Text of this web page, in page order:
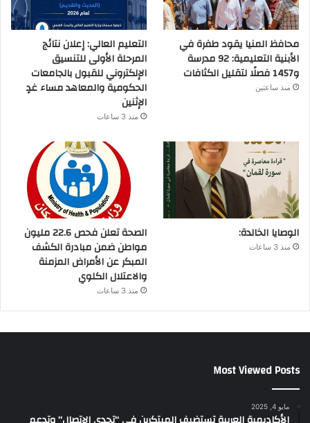
محافظ المنيا يقود طفرة في
الأبنية التعليمية: 92 مدرسة
و1457 فصلًا لتقليل الكثافات
منذ ساعتين
التعليم العالي: إعلان نتائج
المرحلة الأولى للتنسيق
الإلكتروني للقبول بالجامعات
الحكومية والمعاهد مساء غدٍ
الإثنين
منذ 3 ساعات
الوصايا الخالدة:
منذ 3 ساعات
الصحة تعلن فحص 22.6 مليون
مواطن ضمن مبادرة الكشف
المبكر عن الأمراض المزمنة
والاعتلال الكلوي
منذ 3 ساعات
Most Viewed Posts
مايو 4, 2025